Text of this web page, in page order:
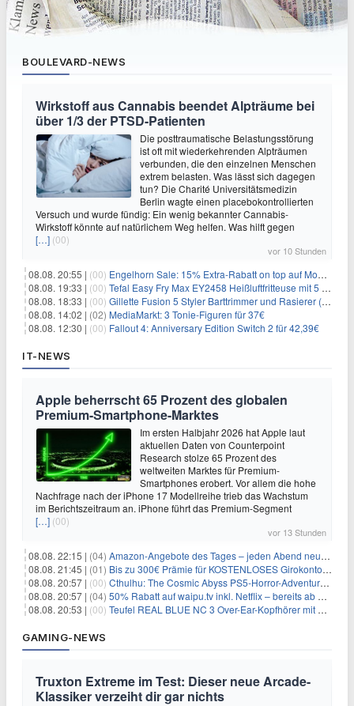
BOULEVARD-NEWS
Wirkstoff aus Cannabis beendet Alpträume bei
über 1/3 der PTSD-Patienten
Die posttraumatische Belastungsstörung
ist oft mit wiederkehrenden Alpträumen
verbunden, die den einzelnen Menschen
extrem belasten. Was lässt sich dagegen
tun? Die Charité Universitätsmedizin
Berlin wagte einen placebokontrollierten
Versuch und wurde fündig: Ein wenig bekannter Cannabis-
Wirkstoff könnte auf natürlichem Weg helfen. Was hilft gegen
[…] (00)
vor 10 Stunden
08.08. 20:55 | (00) Engelhorn Sale: 15% Extra-Rabatt on top auf Mode- und Sport-Artikel
08.08. 19:33 | (00) Tefal Easy Fry Max EY2458 Heißluftfritteuse mit 5 Litern für 64,99€
08.08. 18:33 | (00) Gillette Fusion 5 Styler Barttrimmer und Rasierer (All in One) für 16€
08.08. 14:02 | (02) MediaMarkt: 3 Tonie-Figuren für 37€
08.08. 12:30 | (00) Fallout 4: Anniversary Edition Switch 2 für 42,39€
IT-NEWS
Apple beherrscht 65 Prozent des globalen
Premium-Smartphone-Marktes
Im ersten Halbjahr 2026 hat Apple laut
aktuellen Daten von Counterpoint
Research stolze 65 Prozent des
weltweiten Marktes für Premium-
Smartphones erobert. Vor allem die hohe
Nachfrage nach der iPhone 17 Modellreihe trieb das Wachstum
im Berichtszeitraum an. iPhone führt das Premium-Segment
[…] (00)
vor 13 Stunden
08.08. 22:15 | (04) Amazon-Angebote des Tages – jeden Abend neue Deals zum Stöbern
08.08. 21:45 | (01) Bis zu 300€ Prämie für KOSTENLOSES Girokonto bei der Santander – 50€ schon nach 1 Woche!
08.08. 20:57 | (00) Cthulhu: The Cosmic Abyss PS5-Horror-Adventure für 27,99€
08.08. 20:57 | (04) 50% Rabatt auf waipu.tv inkl. Netflix – bereits ab 9€/Monat (statt 17,99€)
08.08. 20:53 | (00) Teufel REAL BLUE NC 3 Over-Ear-Kopfhörer mit ANC für 149,99€
GAMING-NEWS
Truxton Extreme im Test: Dieser neue Arcade-
Klassiker verzeiht dir gar nichts